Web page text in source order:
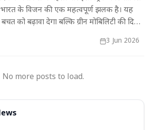
के विजन की एक महत्वपूर्ण झलक है। यह
को बढ़ावा देगा बल्कि ग्रीन मोबिलिटी की दिशा
3 Jun 2026
No more posts to load.